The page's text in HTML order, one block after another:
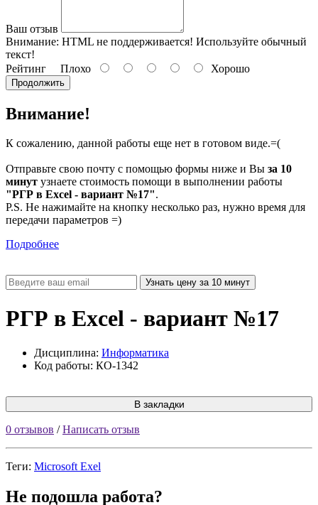
Ваш отзыв
Внимание: HTML не поддерживается! Используйте обычный
текст!
Рейтинг Плохо Хорошо
Продолжить
Внимание!
К сожалению, данной работы еще нет в готовом виде.=(
Отправьте свою почту с помощью формы ниже и Вы за 10
минут узнаете стоимость помощи в выполнении работы
"РГР в Excel - вариант №17".
P.S. Не нажимайте на кнопку несколько раз, нужно время для
передачи параметров =)
Подробнее
РГР в Excel - вариант №17
Дисциплина: Информатика
Код работы: КО-1342
В закладки
0 отзывов /Написать отзыв
Теги: Microsoft Exel
Не подошла работа?